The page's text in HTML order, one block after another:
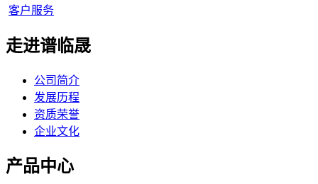
客户服务
走进谱临晟
公司简介
发展历程
资质荣誉
企业文化
产品中心